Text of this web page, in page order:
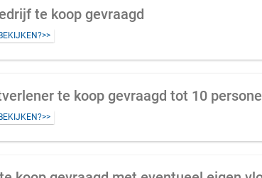
te koop gevraagd
te koop gevraagd tot 10